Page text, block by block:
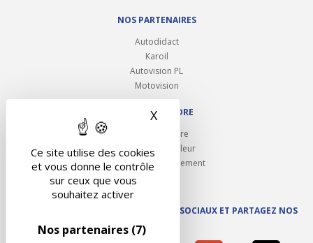
Ce site utilise des cookies
et vous donne le contrôle
sur ceux que vous
souhaitez activer
Nos partenaires (7)
X Masquer le bandeau des
NOS PARTENAIRES
Autodidact
Karoil
Autovision PL
Motovision
NOUS REJOINDRE
Ouvrir un centre
Devenez contrôleur
Carrières et recrutement
SUIVEZ AUTOVISION SUR LES RÉSEAUX SOCIAUX ET PARTAGEZ NOS
ACTUS